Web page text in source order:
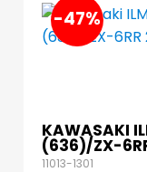
-47%
KAWASAKI
(636)/ZX-
11013-1301